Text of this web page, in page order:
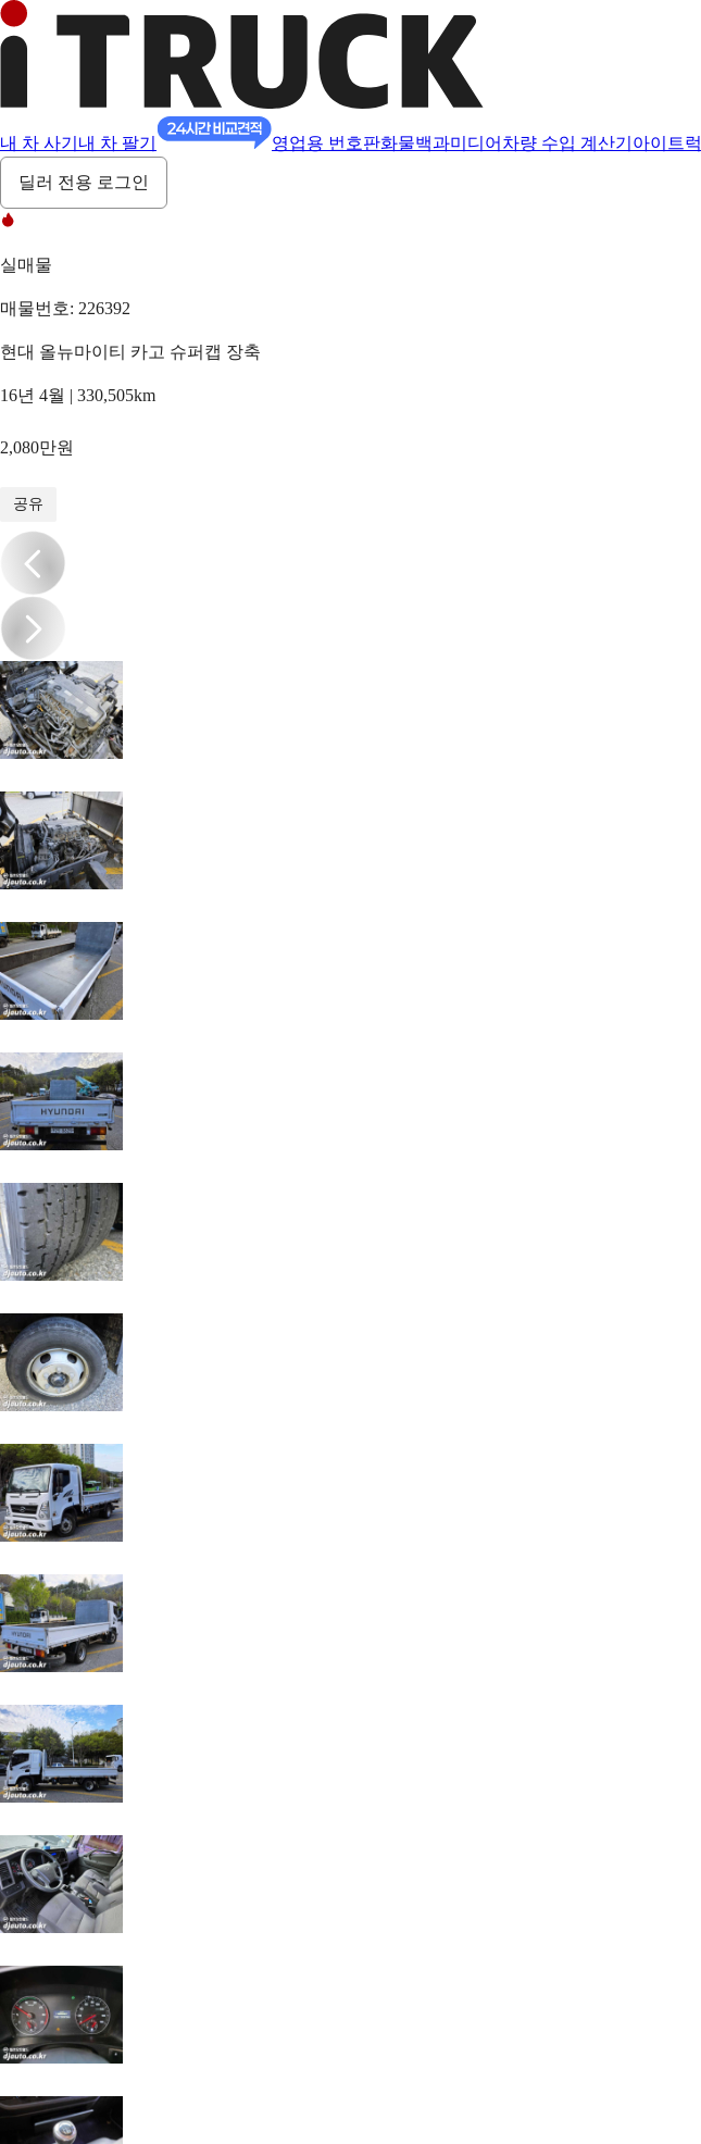
내 차 사기 내 차 팔기 영업용 번호판화물백과미디어 차량 수입 계산기 아이트럭
딜러 전용 로그인
실매물
매물번호: 226392
현대 올뉴마이티 카고 슈퍼캡 장축
16년 4월 | 330,505km
2,080만원
공유
/20